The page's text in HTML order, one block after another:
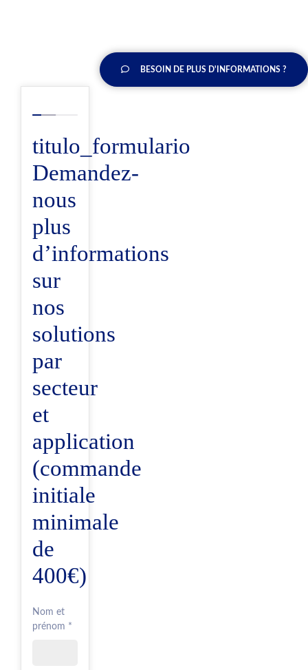
BESOIN DE PLUS D'INFORMATIONS ?
titulo_formulario
Demandez-
nous
plus
d’informations
sur
nos
solutions
par
secteur
et
application
(commande
initiale
minimale
de
400€)
Nom et
prénom *